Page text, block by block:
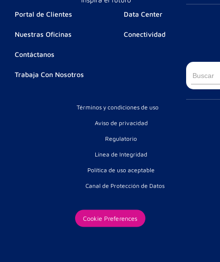
Portal de Clientes
Nuestras Oficinas
Contáctanos
Trabaja Con Nosotros
Data Center
Conectividad
Términos y condiciones de uso
Aviso de privacidad
Regulatorio
Línea de Integridad
Política de uso aceptable
Canal de Protección de Datos
Cookie Preferences